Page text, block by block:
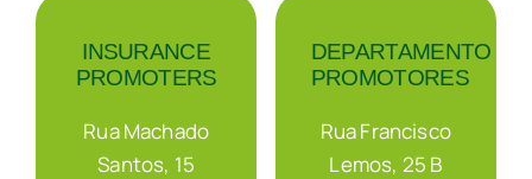
Promotores
Recrutamento
INSURANCE
PROMOTERS
Rua Machado
Santos, 15
DEPARTAMENTO
PROMOTORES
Rua Francisco
Lemos, 25 B